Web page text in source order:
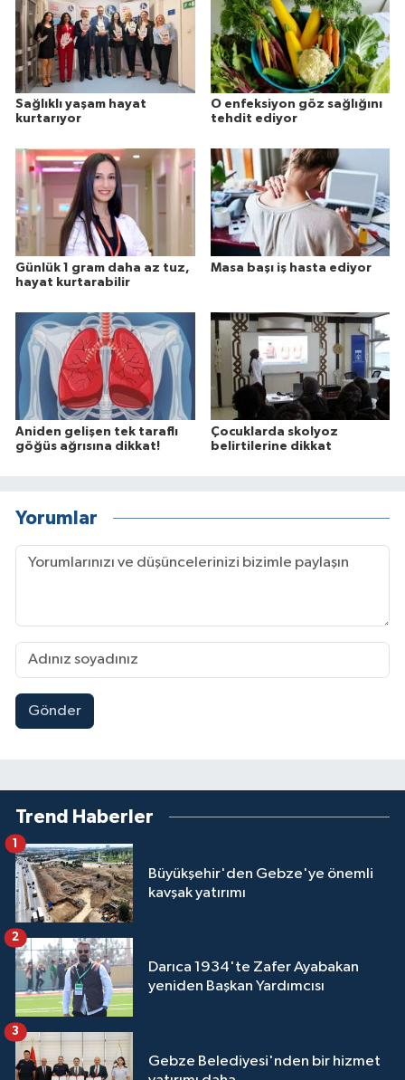
Sağlıklı yaşam hayat
kurtarıyor
O enfeksiyon göz sağlığını
tehdit ediyor
Günlük 1 gram daha az tuz,
hayat kurtarabilir
Masa başı iş hasta ediyor
Aniden gelişen tek taraflı
göğüs ağrısına dikkat!
Çocuklarda skolyoz
belirtilerine dikkat
Yorumlar
Gönder
Trend Haberler
Büyükşehir'den Gebze'ye önemli
kavşak yatırımı
1
Darıca 1934'te Zafer Ayabakan
yeniden Başkan Yardımcısı
2
Gebze Belediyesi'nden bir hizmet
3